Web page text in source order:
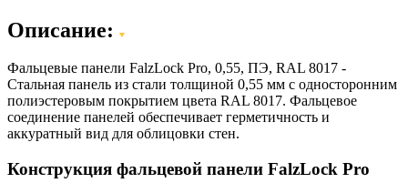
Описание:
Фальцевые панели FalzLock Pro, 0,55, ПЭ, RAL 8017 -
Стальная панель из стали толщиной 0,55 мм с односторонним
полиэстеровым покрытием цвета RAL 8017. Фальцевое
соединение панелей обеспечивает герметичность и
аккуратный вид для облицовки стен.
Конструкция фальцевой панели FalzLock Pro